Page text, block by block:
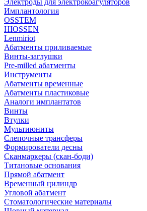
Электроды для электрокоагуляторов
Имплантология
OSSTEM
HIOSSEN
Lenmiriot
Абатменты приливаемые
Винты-заглушки
Pre-milled абатменты
Инструменты
Абатменты временные
Абатменты пластиковые
Аналоги имплантатов
Винты
Втулки
Мультиюниты
Слепочные трансферы
Формирователи десны
Сканмаркеры (скан-боди)
Титановые основания
Прямой абатмент
Временный цилиндр
Угловой абатмент
Стоматологические материалы